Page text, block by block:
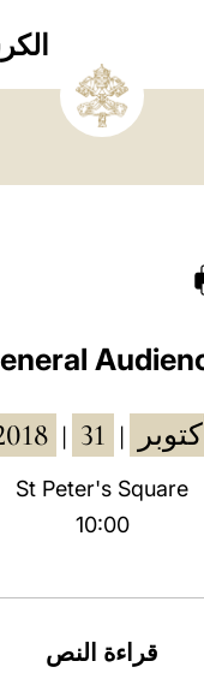
31
St Peter's Square
10:00
قراءة النص